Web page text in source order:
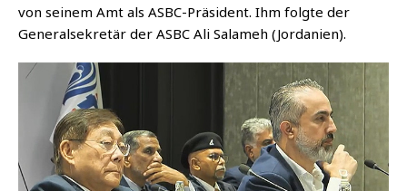
von sei­nem Amt als ASBC-Prä­si­dent. Ihm folg­te der
Gene­ral­se­kre­tär der ASBC Ali Sal­a­meh (Jor­da­ni­en).